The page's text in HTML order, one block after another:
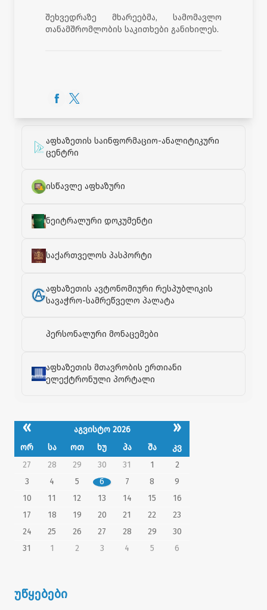
აფხაზეთის საინფორმაციო-ანალიტიკური
ცენტრი
ისწავლე აფხაზური
ნეიტრალური დოკუმენტი
საქართველოს პასპორტი
აფხაზეთის ავტონომიური რესპუბლიკის
სავაჭრო-სამრეწველო პალატა
პერსონალური მონაცემები
აფხაზეთის მთავრობის ერთიანი
ელექტრონული პორტალი
« აგვისტო 2026 »
ორ სა ოთ ხუ პა შა
კვ
27
28 29 30 31 1
2
3
4 5 6 7 8
9
10
11 12 13 14 15
16
17
18 19 20 21 22
23
24
25 26 27 28 29
30
31
1 2 3 4 5 6
უწყებები
შეხვედრაზე მხარეებმა, სამომავლო
თანამშრომლობის საკითხები განიხილეს.